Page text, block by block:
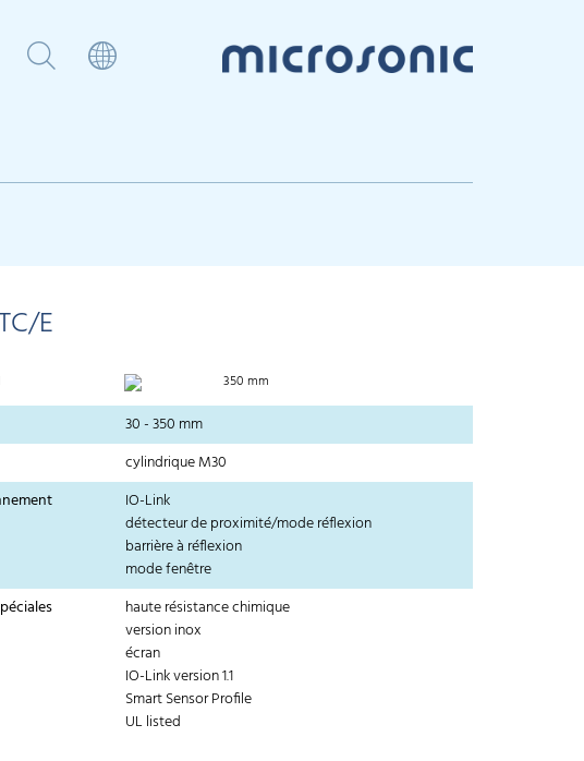
E
350 mm
30 - 350 mm
cylindrique M30
IO-Link
détecteur de proximité/mode réflexion
barrière à réflexion
mode fenêtre
haute résistance chimique
version inox
écran
IO-Link version 1.1
Smart Sensor Profile
UL listed